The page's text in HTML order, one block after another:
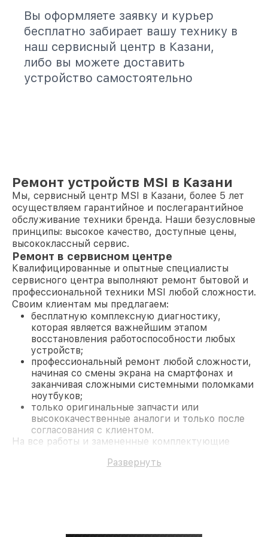
Вы оформляете заявку и курьер
бесплатно забирает вашу технику в
наш сервисный центр в Казани,
либо вы можете доставить
устройство самостоятельно
Ремонт устройств MSI в Казани
Мы, сервисный центр MSI в Казани, более 5 лет
осуществляем гарантийное и послегарантийное
обслуживание техники бренда. Наши безусловные
принципы: высокое качество, доступные цены,
высококлассный сервис.
Ремонт в сервисном центре
Квалифицированные и опытные специалисты
сервисного центра выполняют ремонт бытовой и
профессиональной техники MSI любой сложности.
Своим клиентам мы предлагаем:
бесплатную комплексную диагностику,
которая является важнейшим этапом
восстановления работоспособности любых
устройств;
профессиональный ремонт любой сложности,
начиная со смены экрана на смартфонах и
заканчивая сложными системными поломками
ноутбуков;
только оригинальные запчасти или
высококачественные аналоги и только после
согласования с клиентом.
На все работы и замененные комплектующие
поломки по условиям гарантии, мы бесплатно
Развернуть